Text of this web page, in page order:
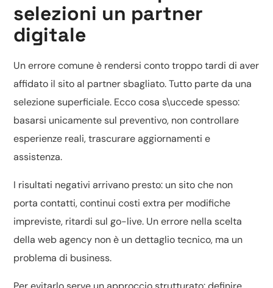
selezioni un partner
digitale
Un errore comune è rendersi conto troppo tardi di aver
affidato il sito al partner sbagliato. Tutto parte da una
selezione superficiale. Ecco cosa s\uccede spesso:
basarsi unicamente sul preventivo, non controllare
esperienze reali, trascurare aggiornamenti e
assistenza.
I risultati negativi arrivano presto: un sito che non
porta contatti, continui costi extra per modifiche
impreviste, ritardi sul go-live. Un errore nella scelta
della web agency non è un dettaglio tecnico, ma un
problema di business.